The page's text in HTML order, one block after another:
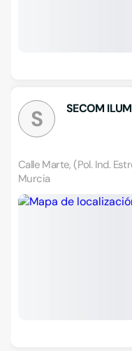
S SECOM
Calle Marte, (Pol. Ind.
Murcia